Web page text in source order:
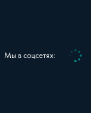
Мы в соцсетях: Vk